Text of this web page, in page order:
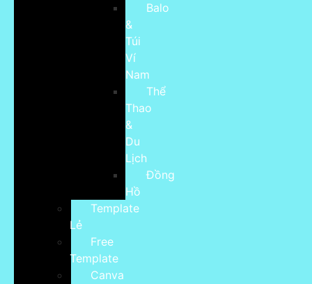
Balo
&
Túi
Ví
Nam
Thể
Thao
&
Du
Lịch
Đồng
Hồ
Template
Lẻ
Free
Template
Canva